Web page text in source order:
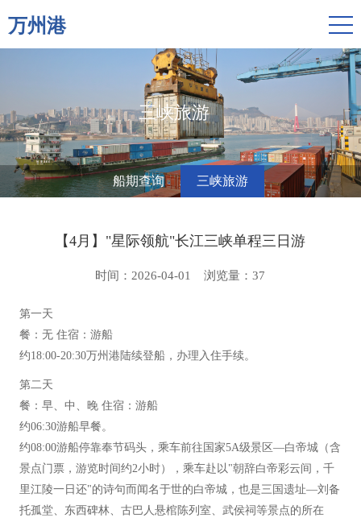
万州港
三峡旅游
船期查询 三峡旅游
【4月】"星际领航"长江三峡单程三日游
时间：2026-04-01 浏览量：37
第一天
餐：无 住宿：游船
约18:00-20:30万州港陆续登船，办理入住手续。
第二天
餐：早、中、晚 住宿：游船
约06:30游船早餐。
约08:00游船停靠奉节码头，乘车前往国家5A级景区—白帝城（含
景点门票，游览时间约2小时），乘车赴以"朝辞白帝彩云间，千
里江陵一日还"的诗句而闻名于世的白帝城，也是三国遗址—刘备
托孤堂、东西碑林、古巴人悬棺陈列室、武侯祠等景点的所在